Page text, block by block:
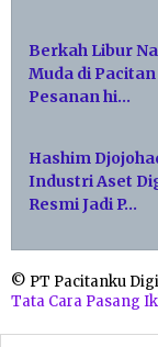
Berkah Libur
Muda di
Pesanan hi…
Hashim
Industri Aset
Resmi Jadi P…
© PT Pacitanku
Tata Cara Pasang